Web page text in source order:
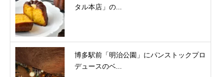
タル本店」の...
博多駅前「明治公園」にパンストックプロ
デュースのベ...